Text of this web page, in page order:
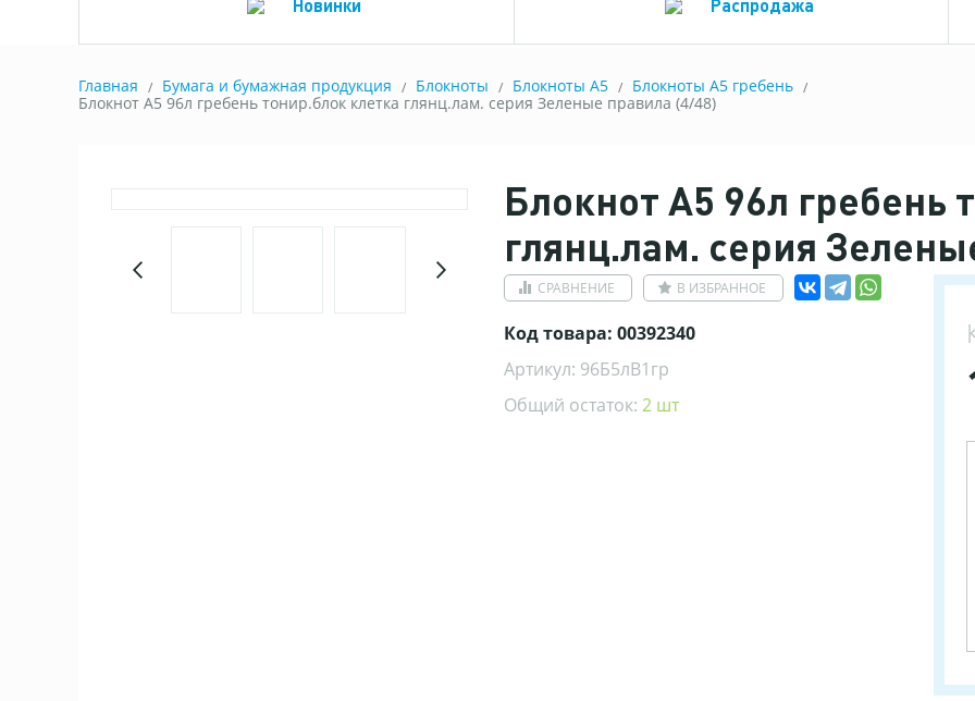
Новинки Распродажа
Главная Бумага и бумажная продукция Блокноты Блокноты A5
Блокноты А5 гребень
Блокнот А5 96л гребень тонир.блок клетка глянц.лам. серия Зеленые правила (4/48)
Блокнот А5 96л гребень
глянц.лам. серия
СРАВНЕНИЕ В ИЗБРАННОЕ
Код товара: 00392340
Артикул: 96Б5лВ1гр
Общий остаток:2 шт